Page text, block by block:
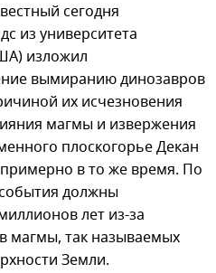
сегодня
из университета
изложил
вымиранию динозавров
их исчезновения
магмы и извержения
плоскогорье Декан
в то же время. По
должны
лет из-за
магмы, так называемых
Земли.